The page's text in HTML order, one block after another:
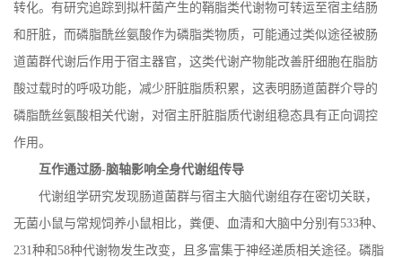
转化。有研究追踪到拟杆菌产生的鞘脂类代谢物可转运至宿主结肠
和肝脏，而磷脂酰丝氨酸作为磷脂类物质，可能通过类似途径被肠
道菌群代谢后作用于宿主器官，这类代谢产物能改善肝细胞在脂肪
酸过载时的呼吸功能，减少肝脏脂质积累，这表明肠道菌群介导的
磷脂酰丝氨酸相关代谢，对宿主肝脏脂质代谢组稳态具有正向调控
作用。
互作通过肠-脑轴影响全身代谢组传导
代谢组学研究发现肠道菌群与宿主大脑代谢组存在密切关联，
无菌小鼠与常规饲养小鼠相比，粪便、血清和大脑中分别有533种、
231种和58种代谢物发生改变，且多富集于神经递质相关途径。磷脂